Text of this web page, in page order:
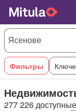
Фильтры
277 226